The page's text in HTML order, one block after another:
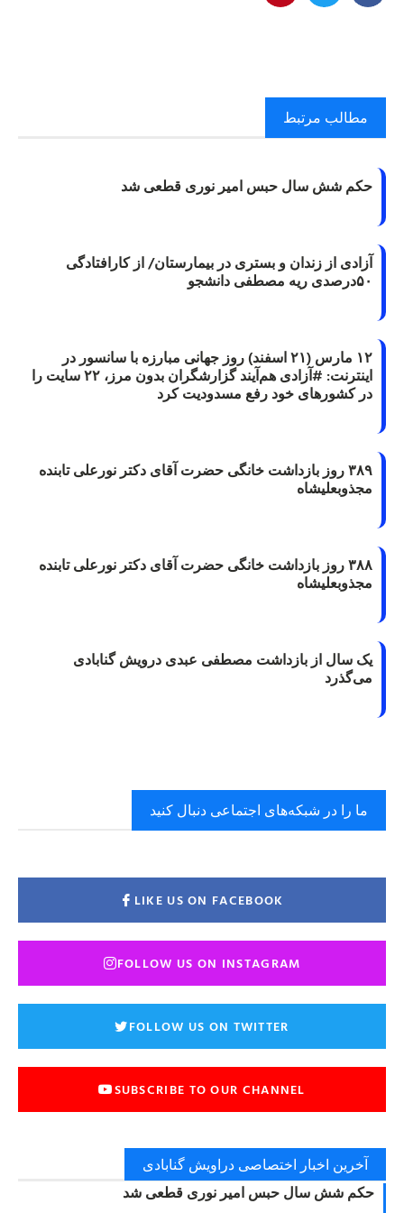
مطالب مرتبط
حکم شش سال حبس امیر نوری قطعی شد
آزادی از زندان و بستری در بیمارستان/ از کارافتادگی
۵۰درصدی ریه مصطفی دانشجو
۱۲ مارس (۲۱ اسفند) روز جهانی مبارزه با سانسور در
اینترنت: #آزادی هم‌آیند گزارشگران‌ بدون مرز، ۲۲ سایت را
در کشورهای خود رفع مسدودیت کرد
۳۸۹ روز بازداشت خانگی حضرت آقای دکتر نورعلی تابنده
مجذوبعلیشاه
۳۸۸ روز بازداشت خانگی حضرت آقای دکتر نورعلی تابنده
مجذوبعلیشاه
یک سال از بازداشت مصطفی عبدی درویش گنابادی
می‌گذرد
ما را در شبکه‌های اجتماعی دنبال کنید
LIKE US ON FACEBOOK
FOLLOW US ON INSTAGRAM
FOLLOW US ON TWITTER
SUBSCRIBE TO OUR CHANNEL
آخرین اخبار اختصاصی دراویش گنابادی
حکم شش سال حبس امیر نوری قطعی شد